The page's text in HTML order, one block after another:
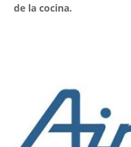
de la cocina.